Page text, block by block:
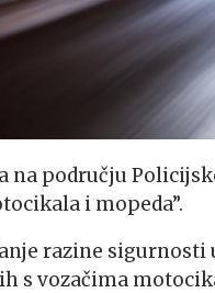
na području
i mopeda”.
razine
s vozačima